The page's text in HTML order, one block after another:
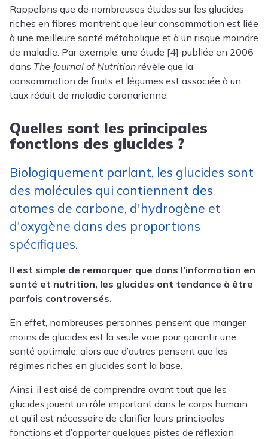
Rappelons que de nombreuses études sur les glucides
riches en fibres montrent que leur consommation est liée
à une meilleure santé métabolique et à un risque moindre
de maladie. Par exemple, une étude [4] publiée en 2006
dans The Journal of Nutrition révèle que la
consommation de fruits et légumes est associée à un
taux réduit de maladie coronarienne.
Quelles sont les principales
fonctions des glucides ?
Biologiquement parlant, les glucides sont
des molécules qui contiennent des
atomes de carbone, d'hydrogène et
d'oxygène dans des proportions
spécifiques.
Il est simple de remarquer que dans l’information en
santé et nutrition, les glucides ont tendance à être
parfois controversés.
En effet, nombreuses personnes pensent que manger
moins de glucides est la seule voie pour garantir une
santé optimale, alors que d’autres pensent que les
régimes riches en glucides sont la base.
Ainsi, il est aisé de comprendre avant tout que les
glucides jouent un rôle important dans le corps humain
et qu’il est nécessaire de clarifier leurs principales
fonctions et d’apporter quelques pistes de réflexion